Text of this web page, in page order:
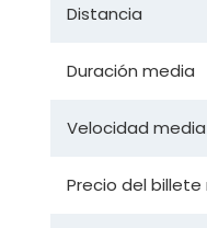
Distancia
Duración media
Velocidad media
Precio del